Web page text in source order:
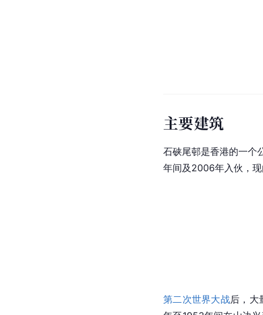
主要建筑
石硖尾邨是香港的一个
年间及2006年入伙，
第二次世界大战后，大